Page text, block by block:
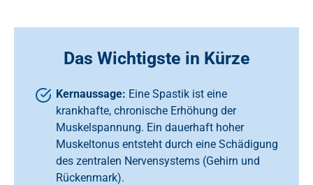
Das Wichtigste in Kürze
Kernaussage: Eine Spastik ist eine
krankhafte, chronische Erhöhung der
Muskelspannung. Ein dauerhaft hoher
Muskeltonus entsteht durch eine Schädigung
des zentralen Nervensystems (Gehirn und
Rückenmark).